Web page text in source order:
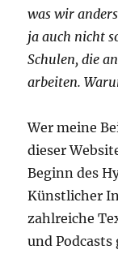
was wir
ja auch nicht
Schulen, die
arbeiten.
Wer meine
dieser
Beginn des
Künstlicher
zahlreiche
und